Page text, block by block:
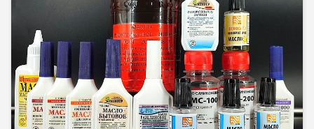
В продаже имеются мультиметры известных брендов
Mastech, Uni-T, Sinometer , Noyafa. Так же реализуем
качественные приборы и для бюджетных проектов.